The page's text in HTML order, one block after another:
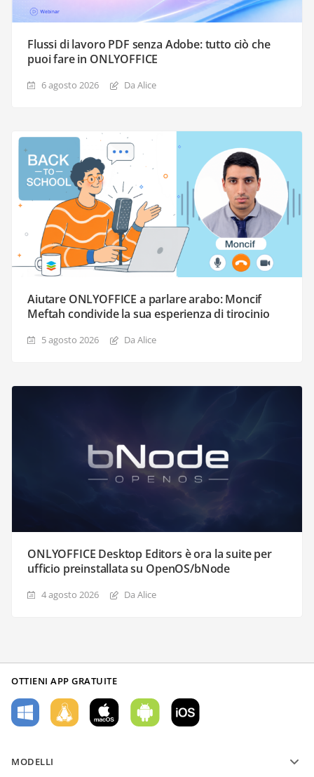
Flussi di lavoro PDF senza Adobe: tutto ciò che
puoi fare in ONLYOFFICE
6 agosto 2026 Da Alice
Aiutare ONLYOFFICE a parlare arabo: Moncif
Meftah condivide la sua esperienza di tirocinio
5 agosto 2026 Da Alice
ONLYOFFICE Desktop Editors è ora la suite per
ufficio preinstallata su OpenOS/bNode
4 agosto 2026 Da Alice
OTTIENI APP GRATUITE
MODELLI